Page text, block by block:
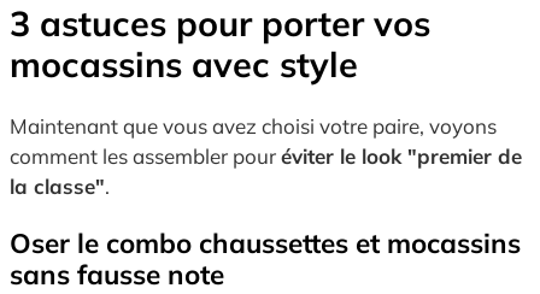
3 astuces pour porter vos
mocassins avec style
Maintenant que vous avez choisi votre paire, voyons
comment les assembler pouréviter le look "premier de
la classe".
Oser le combo chaussettes et mocassins
sans fausse note